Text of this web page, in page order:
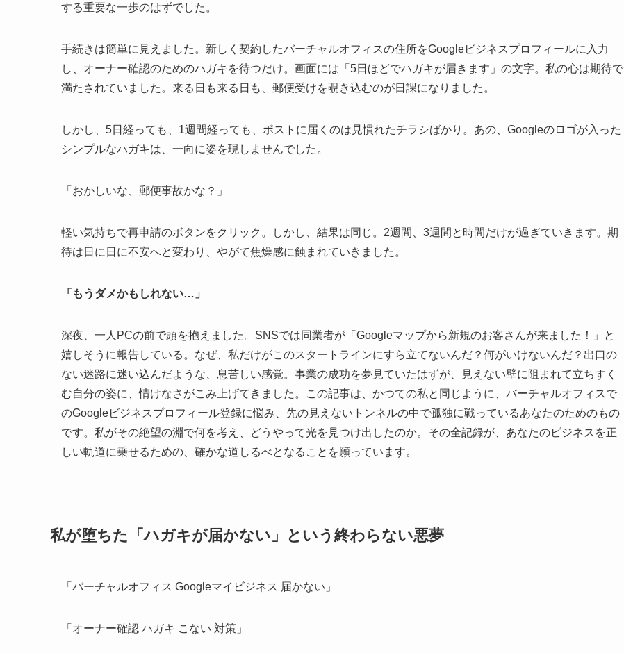
する重要な一歩のはずでした。
手続きは簡単に見えました。新しく契約したバーチャルオフィスの住所をGoogleビジネスプロフィールに入力
し、オーナー確認のためのハガキを待つだけ。画面には「5日ほどでハガキが届きます」の文字。私の心は期待で
満たされていました。来る日も来る日も、郵便受けを覗き込むのが日課になりました。
しかし、5日経っても、1週間経っても、ポストに届くのは見慣れたチラシばかり。あの、Googleのロゴが入った
シンプルなハガキは、一向に姿を現しませんでした。
「おかしいな、郵便事故かな？」
軽い気持ちで再申請のボタンをクリック。しかし、結果は同じ。2週間、3週間と時間だけが過ぎていきます。期
待は日に日に不安へと変わり、やがて焦燥感に蝕まれていきました。
「もうダメかもしれない…」
深夜、一人PCの前で頭を抱えました。SNSでは同業者が「Googleマップから新規のお客さんが来ました！」と
嬉しそうに報告している。なぜ、私だけがこのスタートラインにすら立てないんだ？何がいけないんだ？出口の
ない迷路に迷い込んだような、息苦しい感覚。事業の成功を夢見ていたはずが、見えない壁に阻まれて立ちすく
む自分の姿に、情けなさがこみ上げてきました。この記事は、かつての私と同じように、バーチャルオフィスで
のGoogleビジネスプロフィール登録に悩み、先の見えないトンネルの中で孤独に戦っているあなたのためのもの
です。私がその絶望の淵で何を考え、どうやって光を見つけ出したのか。その全記録が、あなたのビジネスを正
しい軌道に乗せるための、確かな道しるべとなることを願っています。
私が堕ちた「ハガキが届かない」という終わらない悪夢
「バーチャルオフィス Googleマイビジネス 届かない」
「オーナー確認 ハガキ こない 対策」